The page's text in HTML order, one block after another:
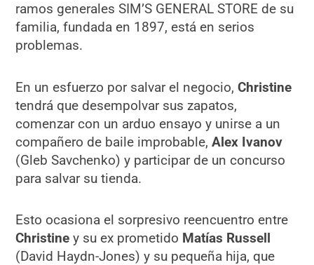
ramos generales SIM’S GENERAL STORE de su
familia, fundada en 1897, está en serios
problemas.
En un esfuerzo por salvar el negocio,Christine
tendrá que desempolvar sus zapatos,
comenzar con un arduo ensayo y unirse a un
compañero de baile improbable, Alex Ivanov
(Gleb Savchenko) y participar de un concurso
para salvar su tienda.
Esto ocasiona el sorpresivo reencuentro entre
Christiney su ex prometido Matías Russell
(David Haydn-Jones) y su pequeña hija, que